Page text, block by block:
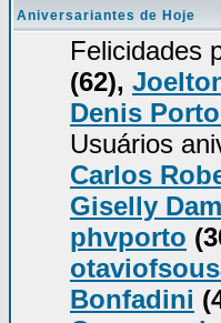
Aniversariantes de Hoje
Felicidades
(62),
Denis
Usuários
Carlos
Giselly
phvporto
Bonfadini